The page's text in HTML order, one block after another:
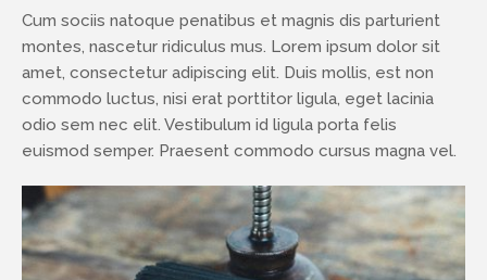
Cum sociis natoque penatibus et magnis dis parturient
montes, nascetur ridiculus mus. Lorem ipsum dolor sit
amet, consectetur adipiscing elit. Duis mollis, est non
commodo luctus, nisi erat porttitor ligula, eget lacinia
odio sem nec elit. Vestibulum id ligula porta felis
euismod semper. Praesent commodo cursus magna vel.